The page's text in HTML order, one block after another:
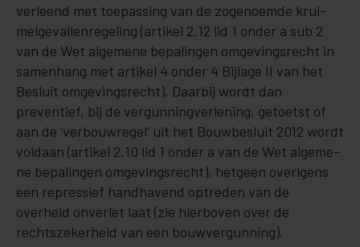
verleend met toepassing van de zoge­noem­­de krui­
melgevallenregeling (artikel 2.12 lid 1 onder a sub 2
van de Wet algeme­ne bepa­lin­gen om­ge­vings­recht in
samenhang met artikel 4 onder 4 Bijlage II van het
Besluit omge­vings­recht). Daarbij wordt dan
preventief, bij de vergunningverlening, getoetst of
aan de ‘verbouwregel’ uit het Bouw­­be­­sluit 2012 wordt
vol­daan (artikel 2.10 lid 1 onder a van de Wet algeme­
ne bepa­lin­gen omge­vings­recht), hetgeen overigens
een repressief handhavend optreden van de
overheid onverlet laat (zie hierboven over de
rechtszekerheid van een bouwvergunning).